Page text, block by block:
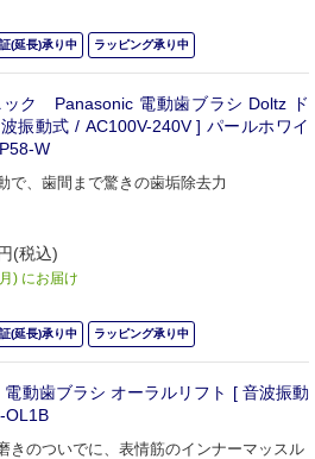
(延長)承り中 ラッピング承り中
ク Panasonic 電動歯ブラシ Doltz ド
振動式 / AC100V-240V ] パールホワイ
W
で、歯間まで驚きの歯垢除去力
(税込)
) にお届け
(延長)承り中 ラッピング承り中
電動歯ブラシ オーラルリフト [ 音波振動
OL1B
きのついでに、表情筋のインナーマッスル